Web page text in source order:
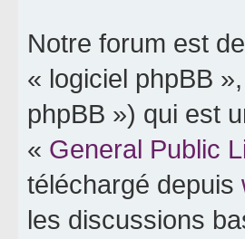
Notre forum est
« logiciel phpBB
phpBB ») qui est
« General Public
téléchargé depuis
les discussions